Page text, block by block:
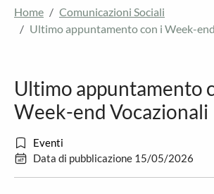
Home
Comunicazioni Sociali
Ultimo appuntamento con i Week-
Ultimo appuntamento
Week-end Vocazionali
Eventi
Data di pubblicazione 15/05/2026